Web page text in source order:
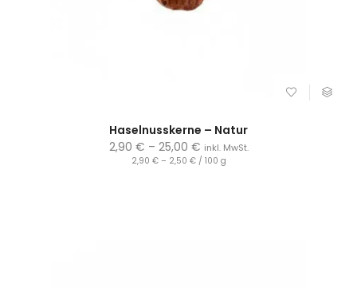
Haselnusskerne – Natur
2,90 € – 25,00 € inkl. MwSt.
2,90 €– 2,50 €/ 100 g